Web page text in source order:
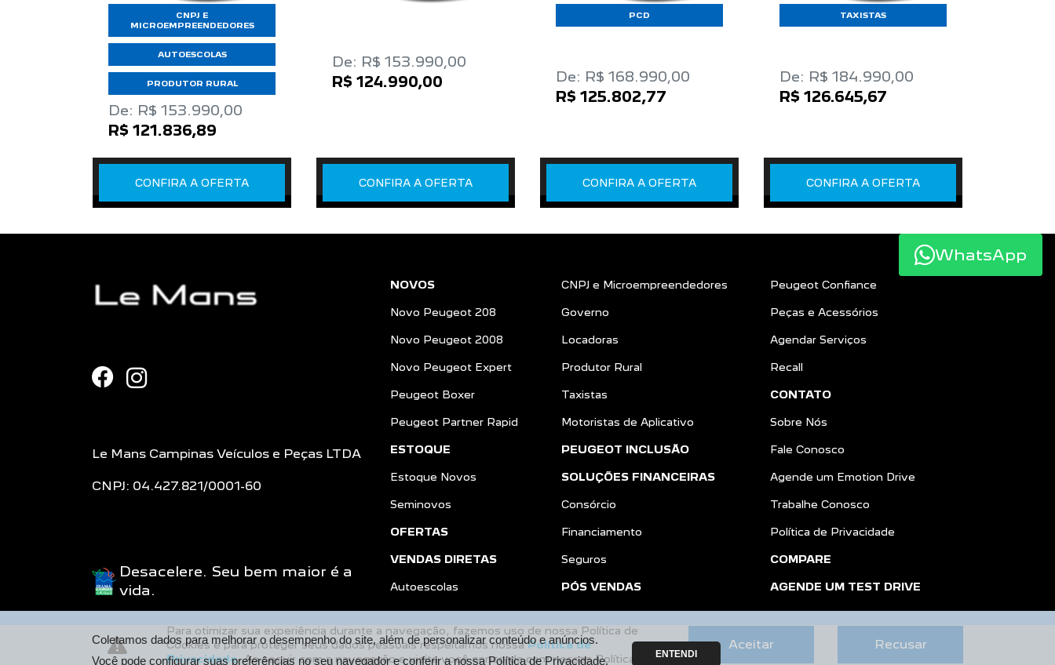
CNPJ E
MICROEMPREENDEDORES
AUTOESCOLAS
PRODUTOR RURAL
De: R$ 153.990,00
R$ 121.836,89
CONFIRA A OFERTA
De: R$ 153.990,00
R$ 124.990,00
CONFIRA A OFERTA
PCD
De: R$ 168.990,00
R$ 125.802,77
CONFIRA A OFERTA
TAXISTAS
De: R$ 184.990,00
R$ 126.645,67
CONFIRA A OFERTA
Le Mans Campinas Veículos e Peças LTDA
CNPJ: 04.427.821/0001-60
Desacelere. Seu bem maior é a
vida.
NOVOS
Novo Peugeot 208
Novo Peugeot 2008
Novo Peugeot Expert
Peugeot Boxer
Peugeot Partner Rapid
ESTOQUE
Estoque Novos
Seminovos
OFERTAS
VENDAS DIRETAS
Autoescolas
CNPJ e Microempreendedores
Governo
Locadoras
Produtor Rural
Taxistas
Motoristas de Aplicativo
PEUGEOT INCLUSÃO
SOLUÇÕES FINANCEIRAS
Consórcio
Financiamento
Seguros
PÓS VENDAS
Peugeot Confiance
Peças e Acessórios
Agendar Serviços
Recall
CONTATO
Sobre Nós
Fale Conosco
Agende um Emotion Drive
Trabalhe Conosco
Política de Privacidade
COMPARE
AGENDE UM TEST DRIVE
Desenvolvido pela DEALERSPACE ® Direitos Reservados.
WhatsApp
Para otimizar sua experiência durante a navegação, fazemos uso de nossa Política de
Cookies e para proteger seus dados pessoais respeitamos nossaPolítica de
Privacidade. Ao seguir com a navegação e visita você concorda com nossas Políticas.
Aceitar Recusar
Coletamos dados para melhorar o desempenho do site, além de personalizar conteúdo e anúncios.
Você pode configurar suas preferências no seu navegador e conferir a nossaPolítica de Privacidade. ENTENDI